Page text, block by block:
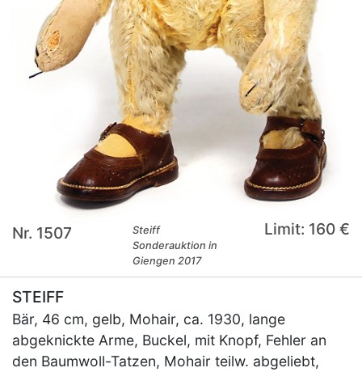
Nr. 1507
Steiff
Sonderauktion in
Giengen 2017
Limit: 160 €
STEIFF
Bär, 46 cm, gelb, Mohair, ca. 1930, lange
abgeknickte Arme, Buckel, mit Knopf, Fehler an
den Baumwoll-Tatzen, Mohair teilw. abgeliebt,